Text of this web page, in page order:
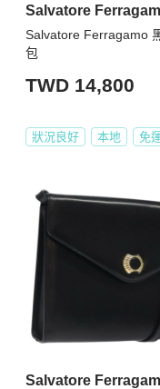
Salvatore
Salvatore Ferragamo
包
TWD 14,800
狀況良好 本地 免
Salvatore